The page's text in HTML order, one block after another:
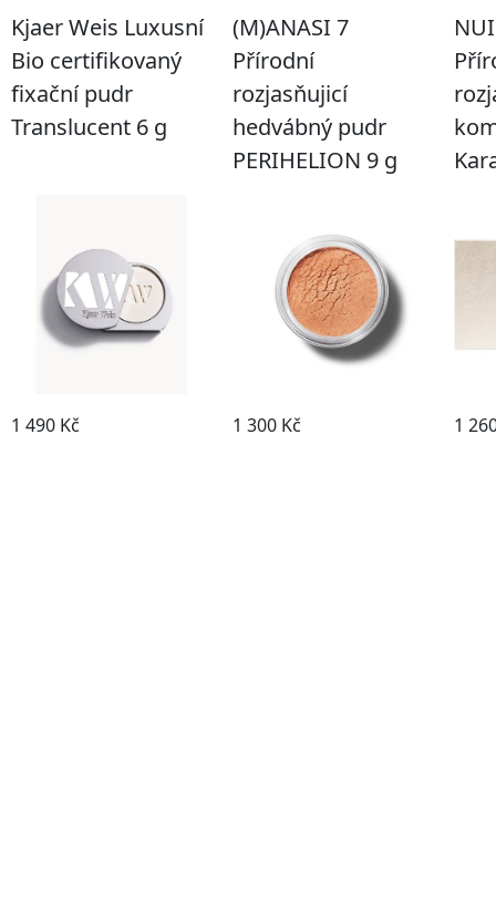
Kjaer Weis Luxusní
Bio certifikovaný
fixační pudr
Translucent 6 g
1 490 Kč
(M)ANASI 7
Přírodní
rozjasňujicí
hedvábný pudr
PERIHELION 9 g
1 300 Kč
1